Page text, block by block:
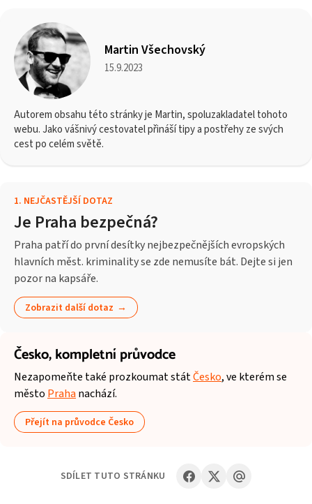
Martin Všechovský
15.9.2023
Autorem obsahu této stránky je Martin, spoluzakladatel tohoto
webu. Jako vášnivý cestovatel přináší tipy a postřehy ze svých
cest po celém světě.
1. NEJČASTĚJŠÍ DOTAZ
Je Praha bezpečná?
Praha patří do první desítky nejbezpečnějších evropských
hlavních měst. kriminality se zde nemusíte bát. Dejte si jen
pozor na kapsáře.
Zobrazit další dotaz
Česko,kompletní průvodce
Nezapomeňte také prozkoumat státČesko, ve kterém se
město Praha nachází.
Přejít na průvodce Česko
SDÍLET TUTO STRÁNKU